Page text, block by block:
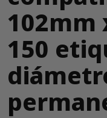
102mm
150